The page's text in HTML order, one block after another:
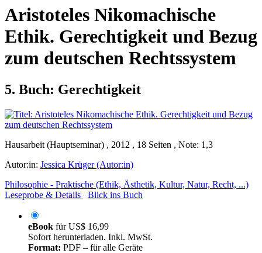
Aristoteles Nikomachische
Ethik. Gerechtigkeit und Bezug
zum deutschen Rechtssystem
5. Buch: Gerechtigkeit
Hausarbeit (Hauptseminar) , 2012 , 18 Seiten , Note: 1,3
Autor:in: Jessica Krüger (Autor:in)
Philosophie - Praktische (Ethik, Ästhetik, Kultur, Natur, Recht, ...)
Leseprobe & Details
Blick ins Buch
eBook fürUS$ 16,99
Sofort herunterladen. Inkl. MwSt.
Format: PDF – für alle Geräte